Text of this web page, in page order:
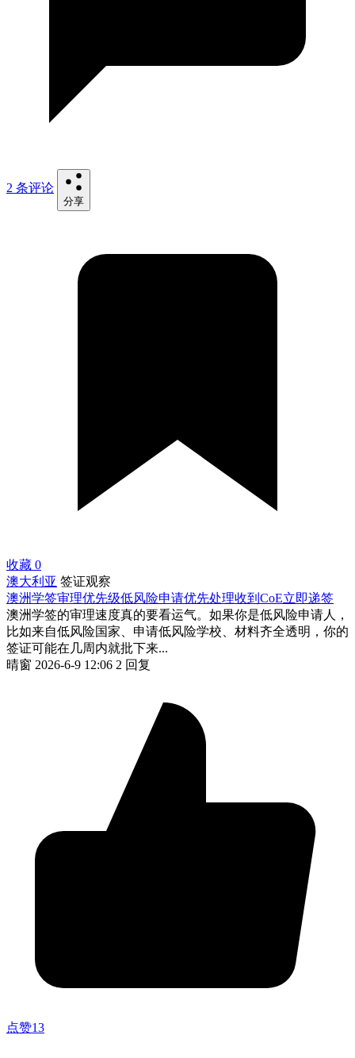
2 条评论
分享
收藏 0
澳大利亚 签证观察
澳洲学签审理优先级低风险申请优先处理收到CoE立即递签
澳洲学签的审理速度真的要看运气。如果你是低风险申请人，
比如来自低风险国家、申请低风险学校、材料齐全透明，你的
签证可能在几周内就批下来...
晴窗 2026-6-9 12:06 2 回复
点赞13